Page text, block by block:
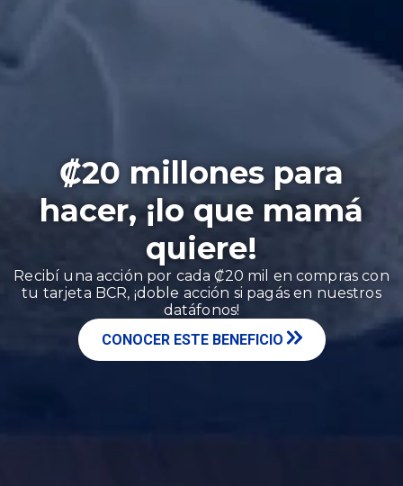
₡20 millones para
hacer, ¡lo que mamá
quiere!
Recibí una acción por cada ₡20 mil en compras con
tu tarjeta BCR, ¡doble acción si pagás en nuestros
datáfonos!
CONOCER ESTE BENEFICIO